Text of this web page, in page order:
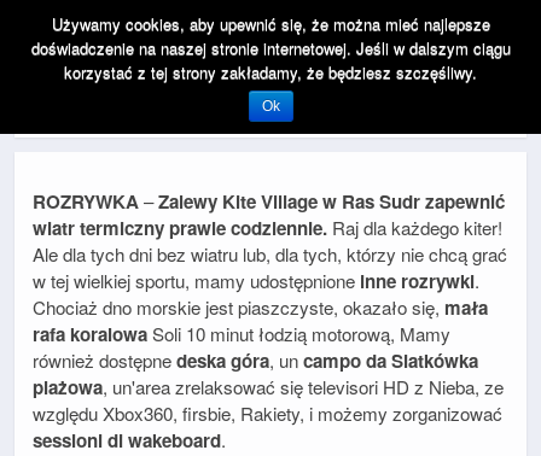
ROZRYWKA–Zalewy Kite Village w Ras Sudr zapewnić
wiatr termiczny prawie codziennie. Raj dla każdego kiter!
Ale dla tych dni bez wiatru lub, dla tych, którzy nie chcą grać
w tej wielkiej sportu, mamy udostępnione inne rozrywki.
Chociaż dno morskie jest piaszczyste, okazało się, mała
rafa koralowaSoli 10 minut łodzią motorową, Mamy
również dostępnedeska góra, uncampo da Siatkówka
plażowa, un'area zrelaksować się televisori HD z Nieba, ze
względu Xbox360, firsbie, Rakiety, i możemy zorganizować
sessioni di wakeboard.
Używamy cookies, aby upewnić się, że można mieć najlepsze
doświadczenie na naszej stronie internetowej. Jeśli w dalszym ciągu
korzystać z tej strony zakładamy, że będziesz szczęśliwy.
Ok